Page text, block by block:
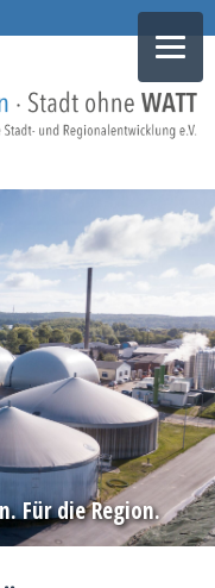
Für die Region.